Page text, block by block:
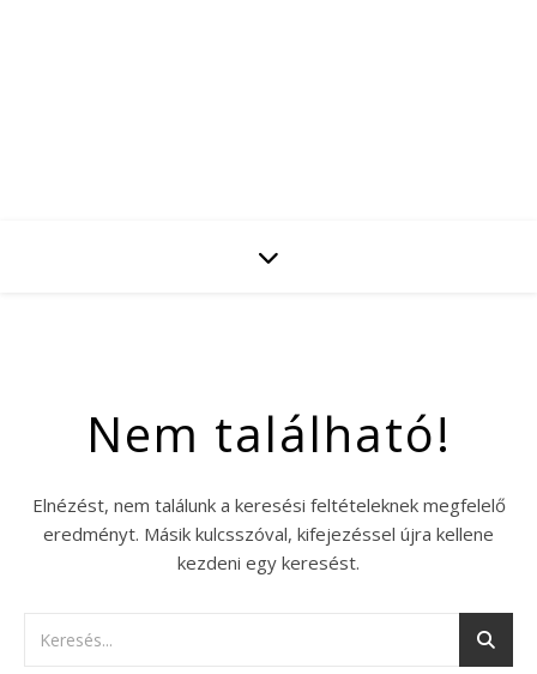
Nem található!
Elnézést, nem találunk a keresési feltételeknek megfelelő
eredményt. Másik kulcsszóval, kifejezéssel újra kellene
kezdeni egy keresést.